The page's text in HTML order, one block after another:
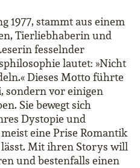
1977, stammt aus einem
Tierliebhaberin und
fesselnder
lautet: »Nicht
Dieses Motto führte
sondern vor einigen
Sie bewegt sich
Dystopie und
eine Prise Romantik
Mit ihren Storys will
und bestenfalls einen